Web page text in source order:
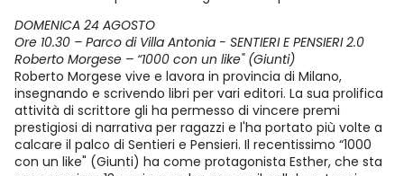
DOMENICA 24 AGOSTO
Ore 10.30 – Parco di Villa Antonia - SENTIERI E PENSIERI 2.0
Roberto Morgese – “1000 con un like" (Giunti)
Roberto Morgese vive e lavora in provincia di Milano,
insegnando e scrivendo libri per vari editori. La sua prolifica
attività di scrittore gli ha permesso di vincere premi
prestigiosi di narrativa per ragazzi e l'ha portato più volte a
calcare il palco di Sentieri e Pensieri. Il recentissimo “1000
con un like" (Giunti) ha come protagonista Esther, che sta